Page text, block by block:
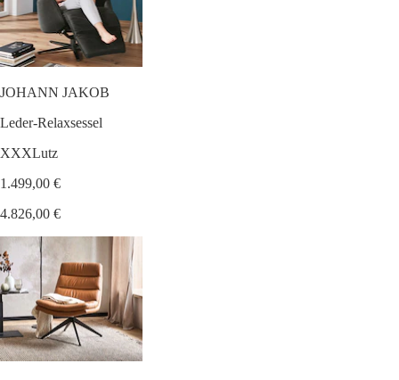
JOHANN JAKOB
Leder-Relaxsessel
XXXLutz
1.499,00 €
4.826,00 €